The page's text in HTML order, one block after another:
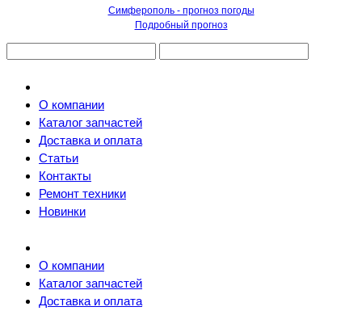
Симферополь - прогноз погоды
Подробный прогноз
О компании
Каталог запчастей
Доставка и оплата
Статьи
Контакты
Ремонт техники
Новинки
О компании
Каталог запчастей
Доставка и оплата